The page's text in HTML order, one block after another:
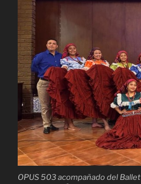
OPUS 503 acompañado del